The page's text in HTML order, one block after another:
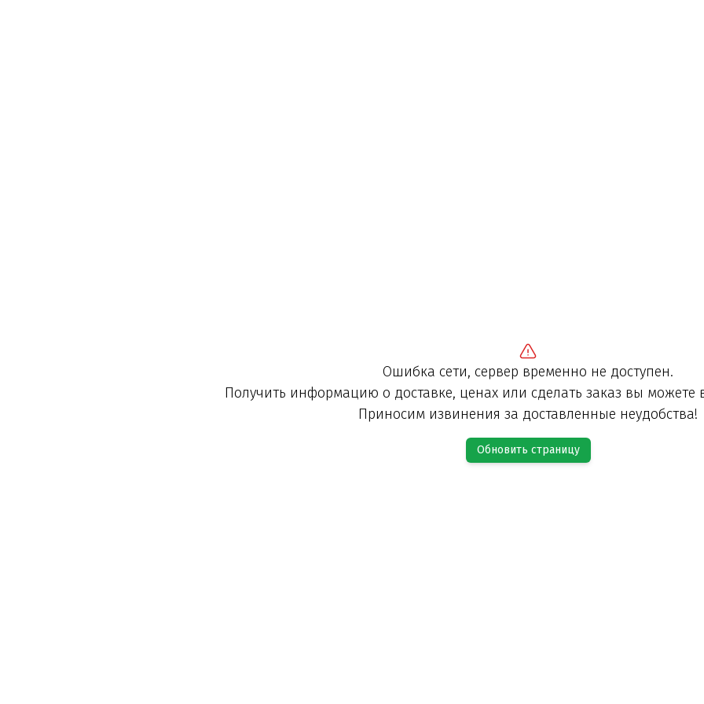
Ошибка сети, сервер временно не доступен.
Получить информацию о доставке, ценах или сделать заказ вы можете
Приносим извинения за доставленные неудобства!
Обновить страницу